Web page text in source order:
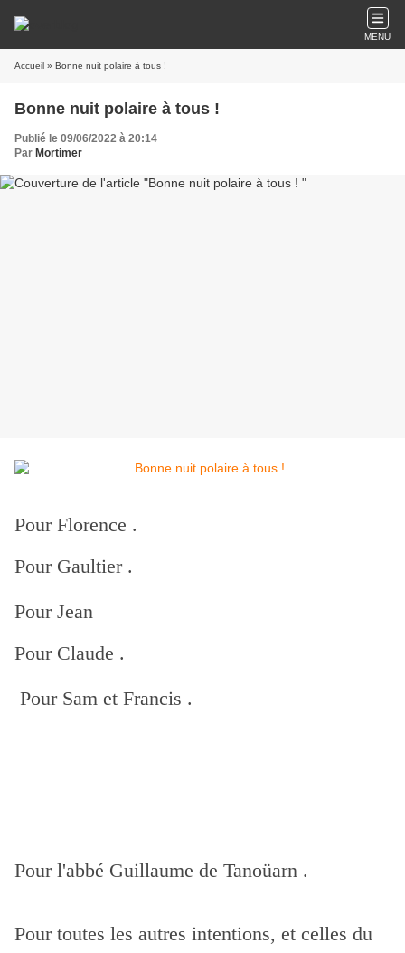
MENU
Accueil » Bonne nuit polaire à tous !
Bonne nuit polaire à tous !
Publié le 09/06/2022 à 20:14
Par Mortimer
Pour Florence .
Pour Gaultier .
Pour Jean
Pour Claude .
Pour Sam et Francis .
Pour l'abbé Guillaume de Tanoüarn .
Pour toutes les autres intentions, et celles du